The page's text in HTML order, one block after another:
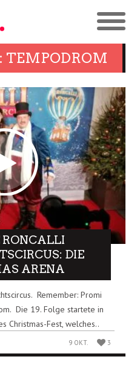
TEMPODROM
RONCALLI
DIE
ARENA
Remember: Promi
Die 19. Folge startete in
Christmas-Fest, welches..
9 OKT. 3